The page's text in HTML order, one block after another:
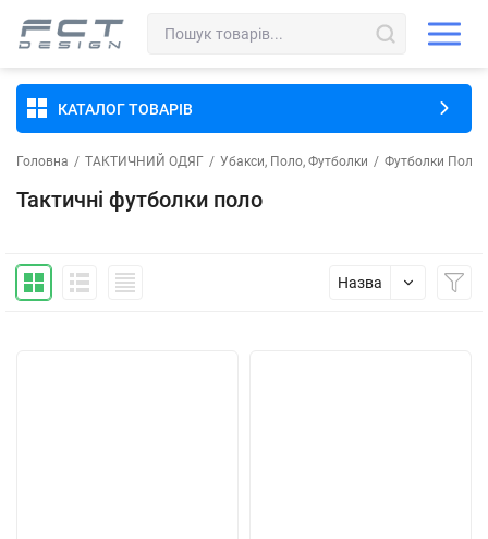
КАТАЛОГ ТОВАРІВ
Головна / ТАКТИЧНИЙ ОДЯГ / Убакси, Поло, Футболки / Футболки Поло
Тактичні футболки поло
Назва